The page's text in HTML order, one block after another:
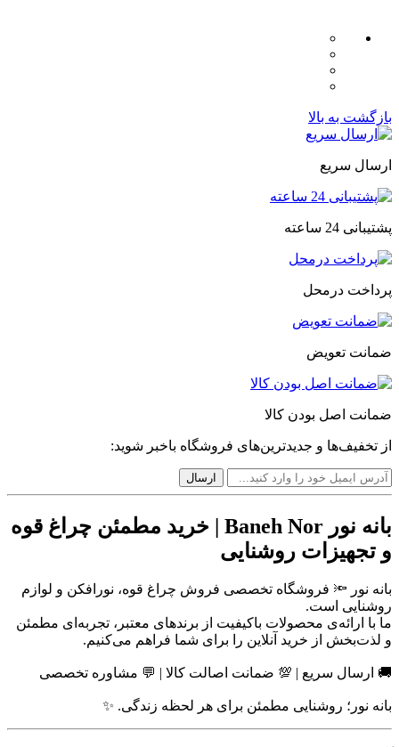
بازگشت به بالا
ارسال سریع
پشتیبانی 24 ساعته
پرداخت درمحل
ضمانت تعویض
ضمانت اصل بودن کالا
از تخفیف‌ها و جدیدترین‌های فروشگاه باخبر شوید:
بانه نور Baneh Nor | خرید مطمئن چراغ قوه
و تجهیزات روشنایی
بانه نور 🔦 فروشگاه تخصصی فروش چراغ قوه، نورافکن و لوازم
روشنایی است.
ما با ارائه‌ی محصولات باکیفیت از برندهای معتبر، تجربه‌ای مطمئن
و لذت‌بخش از خرید آنلاین را برای شما فراهم می‌کنیم.
🚚 ارسال سریع | 💯 ضمانت اصالت کالا | 💬 مشاوره تخصصی
بانه نور؛ روشنایی مطمئن برای هر لحظه زندگی. ✨